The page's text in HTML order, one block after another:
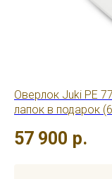
Оверлок Juki PE
лапок в подарок
57 900 р.